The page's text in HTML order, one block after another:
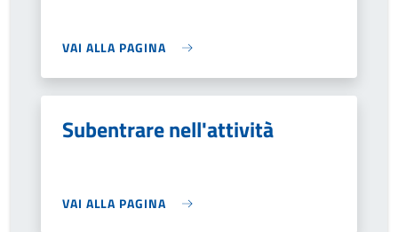
VAI ALLA PAGINA
Subentrare nell'attività
VAI ALLA PAGINA